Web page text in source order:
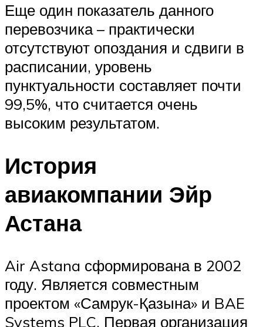
Еще один показатель данного
перевозчика – практически
отсутствуют опоздания и сдвиги в
расписании, уровень
пунктуальности составляет почти
99,5%, что считается очень
высоким результатом.
История
авиакомпании Эйр
Астана
Air Astana сформирована в 2002
году. Является совместным
проектом «Самрук-Қазына» и BAE
Systems PLC. Первая организация